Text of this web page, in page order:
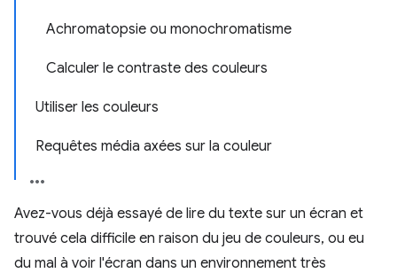
Achromatopsie ou monochromatisme
Calculer le contraste des couleurs
Utiliser les couleurs
Requêtes média axées sur la couleur
Avez-vous déjà essayé de lire du texte sur un écran et
trouvé cela difficile en raison du jeu de couleurs, ou eu
du mal à voir l'écran dans un environnement très